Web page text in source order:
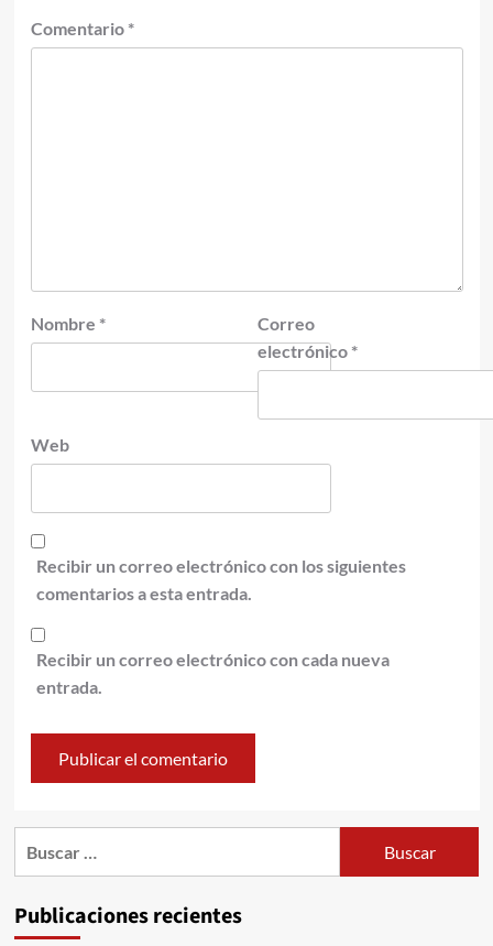
Comentario *
Nombre *
Correo
electrónico *
Web
Recibir un correo electrónico con los siguientes
comentarios a esta entrada.
Recibir un correo electrónico con cada nueva
entrada.
Publicaciones recientes